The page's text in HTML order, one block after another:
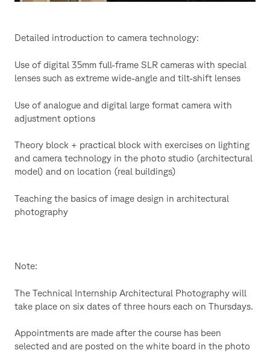
Detailed introduction to camera technology:
Use of digital 35mm full-frame SLR cameras with special
lenses such as extreme wide-angle and tilt-shift lenses
Use of analogue and digital large format camera with
adjustment options
Theory block + practical block with exercises on lighting
and camera technology in the photo studio (architectural
model) and on location (real buildings)
Teaching the basics of image design in architectural
photography
Note:
The Technical Internship Architectural Photography will
take place on six dates of three hours each on Thursdays.
Appointments are made after the course has been
selected and are posted on the white board in the photo